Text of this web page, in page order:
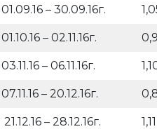
01.09.16 – 30.09.16г.
01.10.16 – 02.11.16г.
03.11.16 – 06.11.16г.
07.11.16 – 20.12.16г.
21.12.16 – 28.12.16г. 1,11